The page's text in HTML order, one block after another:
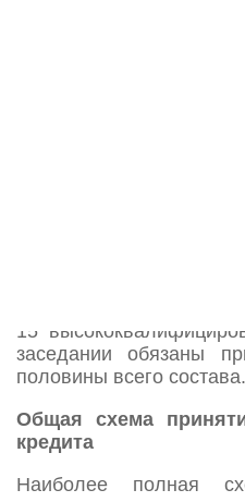
15
заседании обязаны
половины всего состава.
Общая схема
кредита
Наиболее полная